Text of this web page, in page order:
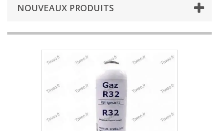
NOUVEAUX PRODUITS